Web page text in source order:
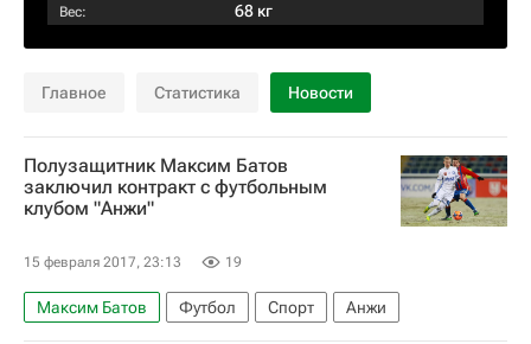
Вес: 68 кг
Главное Статистика Новости
Полузащитник Максим Батов
заключил контракт с футбольным
клубом "Анжи"
15 февраля 2017, 23:13 19
Максим Батов Футбол Спорт Анжи